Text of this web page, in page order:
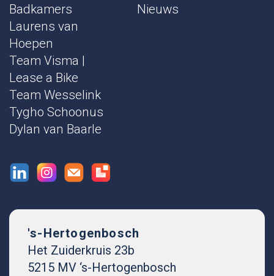
Badkamers
Laurens van
Hoepen
Team Visma |
Lease a Bike
Team Wesselink
Tygho Schoonus
Dylan van Baarle
Nieuws
's-Hertogenbosch
Het Zuiderkruis 23b
5215 MV ‘s-Hertogenbosch